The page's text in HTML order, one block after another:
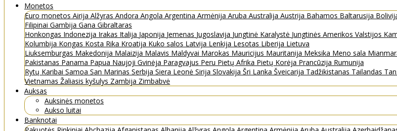
Monetos
Euro monetos Airija Alžyras Andora Angola Argentina Armėnija Aruba Australija Austrija Bahamos Baltarusija
Filipinai Gambija Gana Gibraltaras
Honkongas Indonezija Irakas Italija Japonija Jemenas Jugoslavija Jungtinė Karalystė Jungtinės Amerikos Valstijos
Kolumbija Kongas Kosta Rika Kroatija Kuko salos Latvija Lenkija Lesotas Liberija Lietuva
Liuksemburgas Makedonija Malaizija Malavis Maldyvai Marokas Mauricijus Mauritanija Meksika Meno sala
Pakistanas Panama Papua Naujoji Gvinėja Paragvajus Peru Pietų Afrika Pietų Korėja Prancūzija Rumunija
Rytų Karibai Samoa San Marinas Serbija Siera Leonė Sirija Slovakija Šri Lanka Šveicarija Tadžikistanas Tailandas
Vietnamas Žaliasis kyšulys Zambija Zimbabvė
Auksas
Auksinės monetos
Aukso luitai
Banknotai